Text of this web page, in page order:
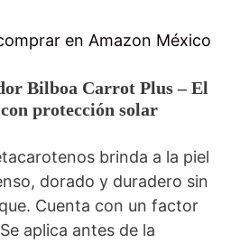
en Amazon México
Bilboa Carrot Plus – El
protección solar
brinda a la piel
dorado y duradero sin
Cuenta con un factor
aplica antes de la